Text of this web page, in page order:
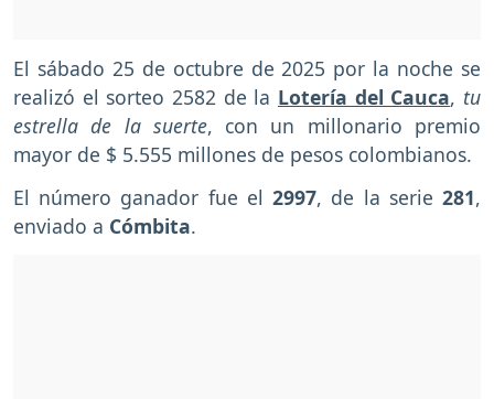
El sábado 25 de octubre de 2025 por la noche se
realizó el sorteo 2582 de la Lotería del Cauca, tu
estrella de la suerte, con un millonario premio
mayor de $ 5.555 millones de pesos colombianos.
El número ganador fue el2997, de la serie 281,
enviado a Cómbita.